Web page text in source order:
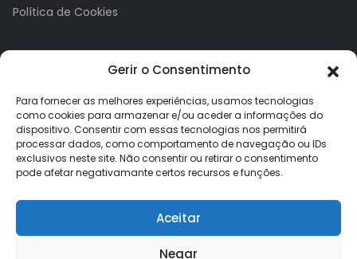
Gerir o Consentimento
Para fornecer as melhores experiências, usamos tecnologias
como cookies para armazenar e/ou aceder a informações do
dispositivo. Consentir com essas tecnologias nos permitirá
processar dados, como comportamento de navegação ou IDs
exclusivos neste site. Não consentir ou retirar o consentimento
pode afetar negativamante certos recursos e funções.
Aceitar
Negar
Política de Cookies
A minha conta
A Minha Conta
Histórico de Pedidos
Lista de Desejos
Newsletter